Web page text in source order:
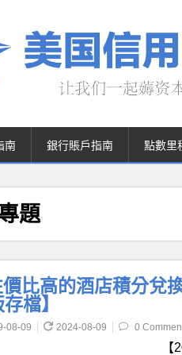
南 銀行賬戶指南 點數里
題
比高的酒店積分兌
檔】
08-09 2024-08-09 0